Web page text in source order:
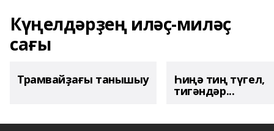
Күңелдәрҙең иләҫ-миләҫ
сағы
Трамвайҙағы танышыу Һиңә тиң түгел,
тигәндәр...